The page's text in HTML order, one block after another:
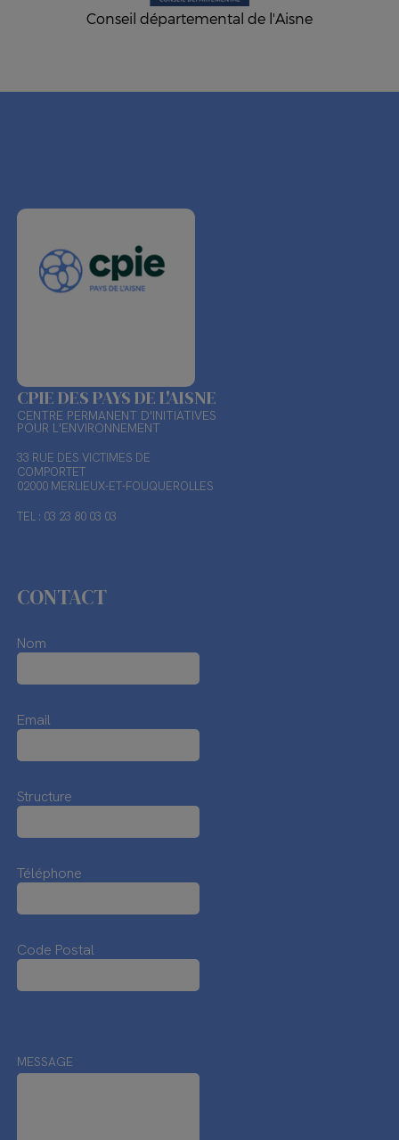
Conseil départemental de l'Aisne
CPIE DES PAYS DE L'AISNE
CENTRE PERMANENT D'INITIATIVES
POUR L'ENVIRONNEMENT
33 RUE DES VICTIMES DE
COMPORTET
02000 MERLIEUX-ET-FOUQUEROLLES
TEL : 03 23 80 03 03
CONTACT
Nom
Email
Structure
Téléphone
Code Postal
MESSAGE